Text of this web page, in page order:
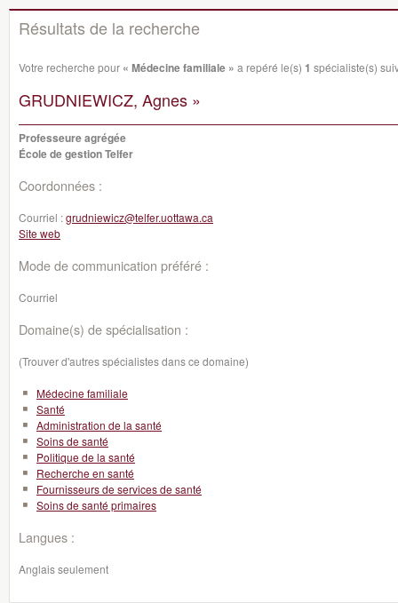
Résultats de la recherche
Votre recherche pour « Médecine familiale » a repéré le(s) 1 spécialiste(s)
GRUDNIEWICZ, Agnes »
Professeure agrégée
École de gestion Telfer
Coordonnées :
Courriel :grudniewicz@telfer.uottawa.ca
Site web
Mode de communication préféré :
Courriel
Domaine(s) de spécialisation :
(Trouver d'autres spécialistes dans ce domaine)
Médecine familiale
Santé
Administration de la santé
Soins de santé
Politique de la santé
Recherche en santé
Fournisseurs de services de santé
Soins de santé primaires
Langues :
Anglais seulement